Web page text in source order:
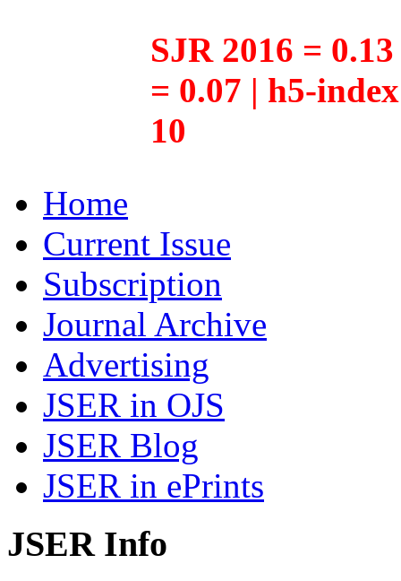
SJR 2016 =
= 0.07 | h5-
10
Home
Current Issue
Subscription
Journal Archive
Advertising
JSER in OJS
JSER Blog
JSER in ePrints
JSER Info